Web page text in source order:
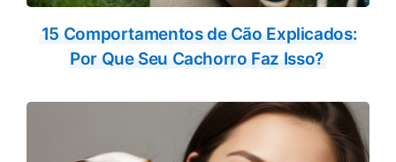
15 Comportamentos de Cão Explicados:
Por Que Seu Cachorro Faz Isso?